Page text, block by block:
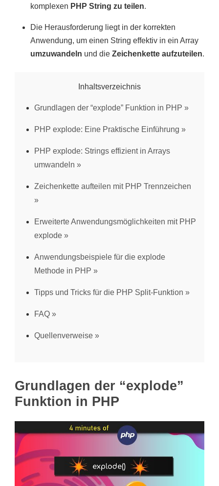
komplexen PHP String zu teilen.
Die Herausforderung liegt in der korrekten
Anwendung, um einen String effektiv in ein Array
umzuwandeln und die Zeichenkette aufzuteilen.
Inhaltsverzeichnis
Grundlagen der “explode” Funktion in PHP
PHP explode: Eine Praktische Einführung
PHP explode: Strings effizient in Arrays
umwandeln
Zeichenkette aufteilen mit PHP Trennzeichen
Erweiterte Anwendungsmöglichkeiten mit PHP
explode
Anwendungsbeispiele für die explode
Methode in PHP
Tipps und Tricks für die PHP Split-Funktion
FAQ
Quellenverweise
Grundlagen der “explode”
Funktion in PHP